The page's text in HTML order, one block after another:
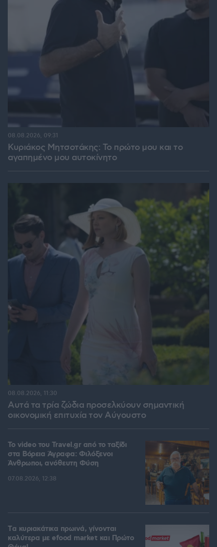
Κυριάκος Μητσοτάκης: Το πρώτο μου και το
αγαπημένο μου αυτοκίνητο
08.08.2026, 09:31
Αυτά τα τρία ζώδια προσελκύουν σημαντική
οικονομική επιτυχία τον Αύγουστο
08.08.2026, 11:30
To video του Travel.gr από το ταξίδι
στα Βόρεια Άγραφα: Φιλόξενοι
Άνθρωποι, ανόθευτη Φύση
07.08.2026, 12:38
Tα κυριακάτικα πρωινά, γίνονται
καλύτερα με efood market και Πρώτο